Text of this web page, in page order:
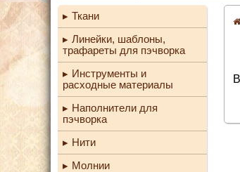
Ткани
Линейки, шаблоны,
трафареты для пэчворка
Инструменты и
расходные материалы
Наполнители для
пэчворка
Нити
Молнии